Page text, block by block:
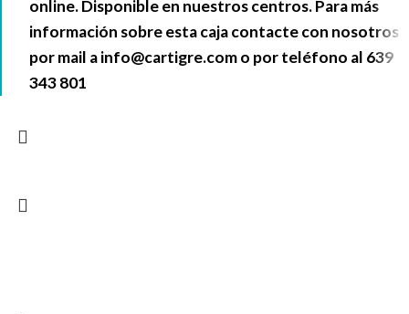
online. Disponible en nuestros centros. Para más
información sobre esta caja contacte con nosotros
por mail ainfo@cartigre.como por teléfono al 639
343 801